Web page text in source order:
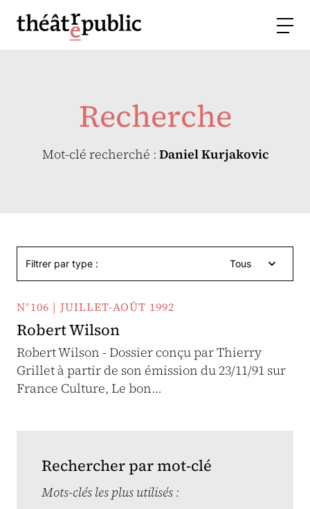
Recherche
Mot-clé recherché : Daniel Kurjakovic
Filtrer par type : Tous
N°106 | JUILLET-AOÛT 1992
Robert Wilson
Robert Wilson - Dossier conçu par Thierry
Grillet à partir de son émission du 23/11/91 sur
France Culture, Le bon…
Rechercher par mot-clé
Mots-clés les plus utilisés :